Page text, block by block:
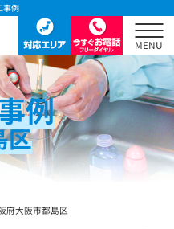
事例
例
区
府大阪市都島区